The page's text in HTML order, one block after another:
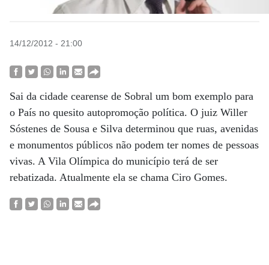
14/12/2012 - 21:00
Sai da cidade cearense de Sobral um bom exemplo para
o País no quesito autopromoção política. O juiz Willer
Sóstenes de Sousa e Silva determinou que ruas, avenidas
e monumentos públicos não podem ter nomes de pessoas
vivas. A Vila Olímpica do município terá de ser
rebatizada. Atualmente ela se chama Ciro Gomes.